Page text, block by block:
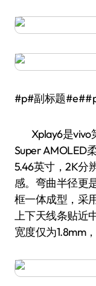
#p#副标题
Xplay6是vivo
Super AMOLED
5.46英寸，2K分
感。弯曲半径更
框一体成型，采
上下天线条贴近
宽度仅为1.8mm